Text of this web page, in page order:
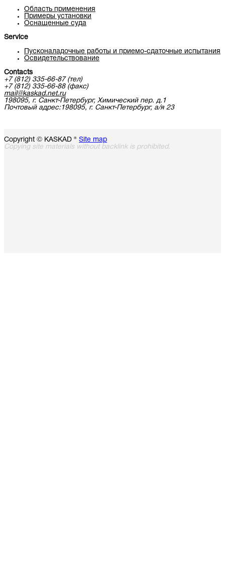
Область применения
Примеры установки
Оснащенные суда
Service
Пусконаладочные работы и приемо-сдаточные испытания
Освидетельствование
Contacts
+7 (812) 335-66-87 (тел)
+7 (812) 335-66-88 (факс)
mail@kaskad.net.ru
198095, г. Санкт-Петербург, Химический пер. д.1
Почтовый адрес:198095, г. Санкт-Петербург, а/я 23
Copyright © KASKAD ® Site map
Copying site materials without backlink is prohibited.